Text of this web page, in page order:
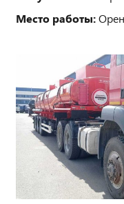
Место работы: